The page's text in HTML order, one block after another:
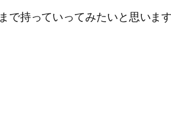
持っていってみたいと思います